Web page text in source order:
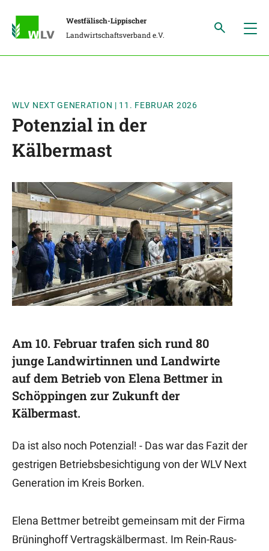
Westfälisch-Lippischer
Landwirtschaftsverband e.V.
WLV NEXT GENERATION | 11. FEBRUAR 2026
Potenzial in der
Kälbermast
Am 10. Februar trafen sich rund 80
junge Landwirtinnen und Landwirte
auf dem Betrieb von Elena Bettmer in
Schöppingen zur Zukunft der
Kälbermast.
Da ist also noch Potenzial! - Das war das Fazit der
gestrigen Betriebsbesichtigung von der WLV Next
Generation im Kreis Borken.
Elena Bettmer betreibt gemeinsam mit der Firma
Brüninghoff Vertragskälbermast. Im Rein-Raus-